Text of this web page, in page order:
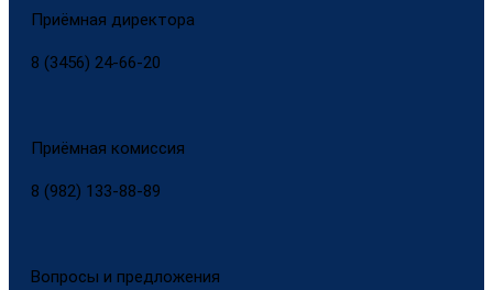
Приёмная директора
8 (3456) 24-66-20
Приёмная комиссия
8 (982) 133-88-89
Вопросы и предложения